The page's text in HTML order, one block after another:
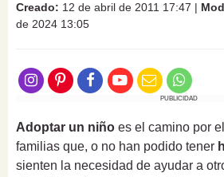
Creado: 12 de abril de 2011 17:47 |
de 2024 13:05
PUBLICIDAD
Adoptar un niño es el camino por
familias que, o no han podido tener
sienten la necesidad de ayudar a